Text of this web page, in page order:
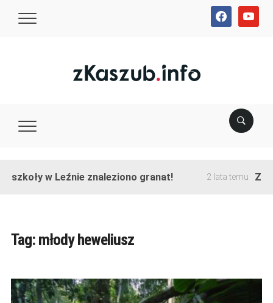
facebookyoutube
szkoły w Leźnie znaleziono granat! 2 lata temu
Tag: młody heweliusz